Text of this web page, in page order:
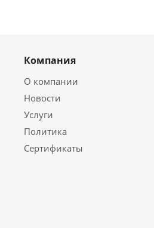
Компания
О компании
Новости
Услуги
Политика
Сертификаты